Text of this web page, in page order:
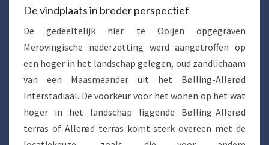
De vindplaats in breder perspectief
De gedeeltelijk hier te Ooijen opgegraven
Merovingische nederzetting werd aangetroffen op
een hoger in het landschap gelegen, oud zandlichaam
van een Maasmeander uit het Bølling-Allerød
Interstadiaal. De voorkeur voor het wonen op het wat
hoger in het landschap liggende Bølling-Allerød
terras of Allerød terras komt sterk overeen met de